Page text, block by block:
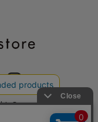
Reserved.